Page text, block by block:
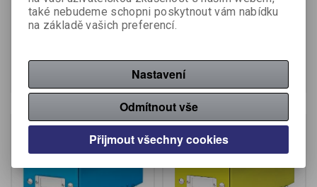
Katalogové číslo:254120 Výrobce: Leitz
Katalogové číslo:
také nebudeme schopni poskytnout vám nabídku
na základě vašich preferencí.
Nastavení
Odmítnout vše
Přijmout všechny cookies